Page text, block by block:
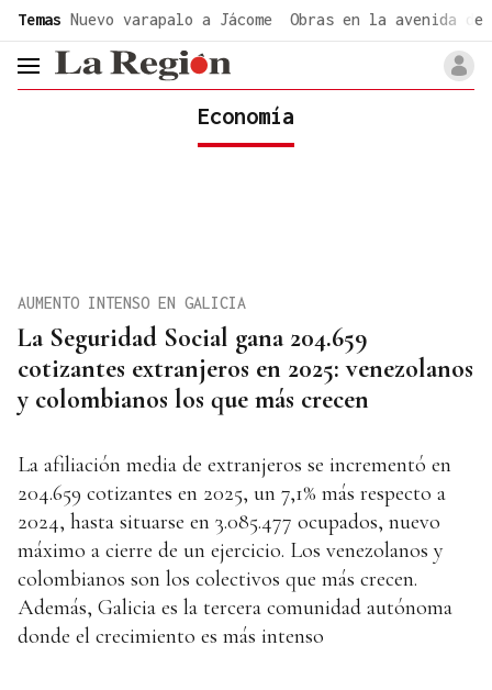
Temas Nuevo varapalo a Jácome Obras en la avenida de
header.menu.open
Economía
La Seguridad Social gana 204.659
cotizantes extranjeros en 2025: venezolanos
y colombianos los que más crecen
AUMENTO INTENSO EN GALICIA
La afiliación media de extranjeros se incrementó en
204.659 cotizantes en 2025, un 7,1% más respecto a
2024, hasta situarse en 3.085.477 ocupados, nuevo
máximo a cierre de un ejercicio. Los venezolanos y
colombianos son los colectivos que más crecen.
Además, Galicia es la tercera comunidad autónoma
donde el crecimiento es más intenso